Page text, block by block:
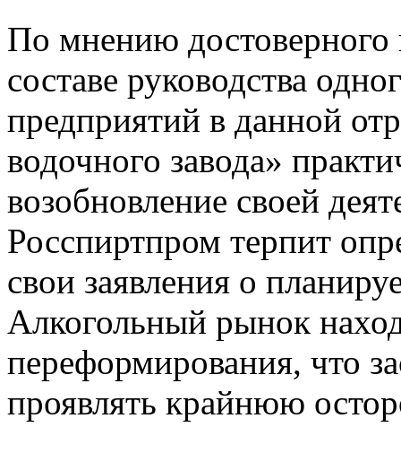
По мнению достоверного
составе руководства
предприятий в данной
водочного завода»
возобновление своей
Росспиртпром терпит
свои заявления о
Алкогольный рынок
переформирования, что
проявлять крайнюю